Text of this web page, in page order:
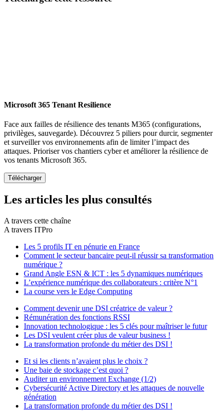
Microsoft 365 Tenant Resilience
Face aux failles de résilience des tenants M365 (configurations,
privilèges, sauvegarde). Découvrez 5 piliers pour durcir, segmenter
et surveiller vos environnements afin de limiter l’impact des
attaques. Prioriser vos chantiers cyber et améliorer la résilience de
vos tenants Microsoft 365.
Les articles les plus consultés
A travers cette chaîne
A travers ITPro
Les 5 profils IT en pénurie en France
Comment le secteur bancaire peut-il réussir sa transformation
numérique ?
Grand Angle ESN & ICT : les 5 dynamiques numériques
L’expérience numérique des collaborateurs : critère N°1
La course vers le Edge Computing
Comment devenir une DSI créatrice de valeur ?
Rémunération des fonctions RSSI
Innovation technologique : les 5 clés pour maîtriser le futur
Les DSI veulent créer plus de valeur business !
La transformation profonde du métier des DSI !
Et si les clients n’avaient plus le choix ?
Une baie de stockage c’est quoi ?
Auditer un environnement Exchange (1/2)
Cybersécurité Active Directory et les attaques de nouvelle
génération
La transformation profonde du métier des DSI !